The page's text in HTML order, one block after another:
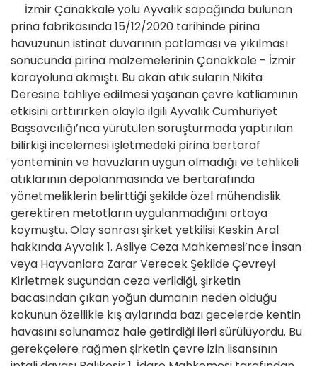
İzmir Çanakkale yolu Ayvalık sapağında bulunan
prina fabrikasında 15/12/2020 tarihinde pirina
havuzunun istinat duvarının patlaması ve yıkılması
sonucunda pirina malzemelerinin Çanakkale - İzmir
karayoluna akmıştı. Bu akan atık suların Nikita
Deresine tahliye edilmesi yaşanan çevre katliamının
etkisini arttırırken olayla ilgili Ayvalık Cumhuriyet
Başsavcılığı’nca yürütülen soruşturmada yaptırılan
bilirkişi incelemesi işletmedeki pirina bertaraf
yönteminin ve havuzların uygun olmadığı ve tehlikeli
atıklarının depolanmasında ve bertarafında
yönetmeliklerin belirttiği şekilde özel mühendislik
gerektiren metotların uygulanmadığını ortaya
koymuştu. Olay sonrası şirket yetkilisi Keskin Aral
hakkında Ayvalık 1. Asliye Ceza Mahkemesi’nce İnsan
veya Hayvanlara Zarar Verecek Şekilde Çevreyi
Kirletmek suçundan ceza verildiği, şirketin
bacasından çıkan yoğun dumanın neden olduğu
kokunun özellikle kış aylarında bazı gecelerde kentin
havasını solunamaz hale getirdiği ileri sürülüyordu. Bu
gerekçelere rağmen şirketin çevre izin lisansının